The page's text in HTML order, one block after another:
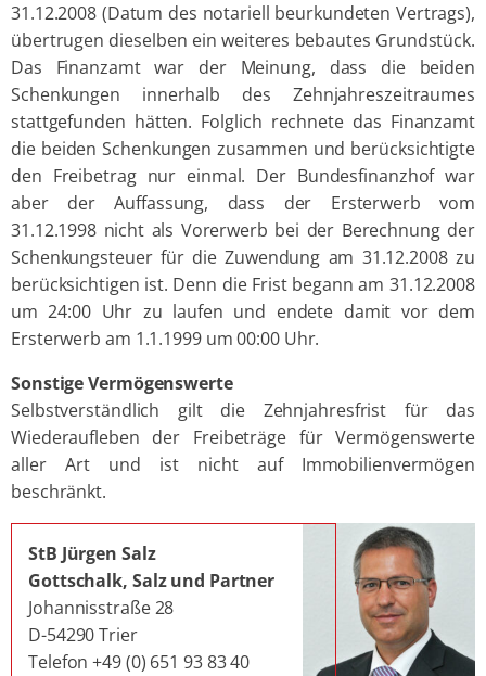
31.12.2008 (Datum des notariell beurkundeten Vertrags),
übertrugen dieselben ein weiteres bebautes Grundstück.
Das Finanzamt war der Meinung, dass die beiden
Schenkungen innerhalb des Zehnjahreszeitraumes
stattgefunden hätten. Folglich rechnete das Finanzamt
die beiden Schenkungen zusammen und berücksichtigte
den Freibetrag nur einmal. Der Bundesfinanzhof war
aber der Auffassung, dass der Ersterwerb vom
31.12.1998 nicht als Vorerwerb bei der Berechnung der
Schenkungsteuer für die Zuwendung am 31.12.2008 zu
berücksichtigen ist. Denn die Frist begann am 31.12.2008
um 24:00 Uhr zu laufen und endete damit vor dem
Ersterwerb am 1.1.1999 um 00:00 Uhr.
Sonstige Vermögenswerte
Selbstverständlich gilt die Zehnjahresfrist für das
Wiederaufleben der Freibeträge für Vermögenswerte
aller Art und ist nicht auf Immobilienvermögen
beschränkt.
StB Jürgen Salz
Gottschalk, Salz und Partner
Johannisstraße 28
D-54290 Trier
Telefon +49 (0) 651 93 83 40